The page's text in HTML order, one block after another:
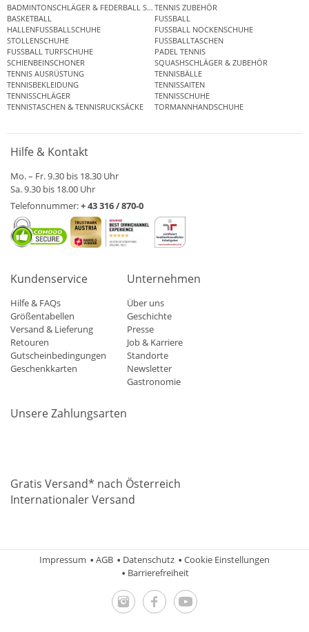
BADMINTONSCHLÄGER & FEDERBALL SETSTENNIS ZUBEHÖR
BASKETBALL
FUSSBALL
HALLENFUSSBALLSCHUHE
FUSSBALL NOCKENSCHUHE
STOLLENSCHUHE
FUSSBALLTASCHEN
FUSSBALL TURFSCHUHE
PADEL TENNIS
SCHIENBEINSCHONER
SQUASHSCHLÄGER & ZUBEHÖR
TENNIS AUSRÜSTUNG
TENNISBÄLLE
TENNISBEKLEIDUNG
TENNISSAITEN
TENNISSCHLÄGER
TENNISSCHUHE
TENNISTASCHEN & TENNISRUCKSÄCKE
TORMANNHANDSCHUHE
Hilfe & Kontakt
Mo. – Fr. 9.30 bis 18.30 Uhr
Sa. 9.30 bis 18.00 Uhr
Telefonnummer:+ 43 316 / 870-0
Kundenservice
Hilfe & FAQs
Größentabellen
Versand & Lieferung
Retouren
Gutscheinbedingungen
Geschenkkarten
Unternehmen
Über uns
Geschichte
Presse
Job & Karriere
Standorte
Newsletter
Gastronomie
Unsere Zahlungsarten
Gratis Versand* nach Österreich
Internationaler Versand
Impressum AGB Datenschutz
Cookie Einstellungen
Barrierefreiheit